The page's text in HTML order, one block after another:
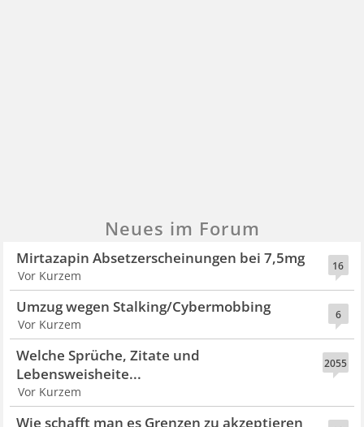
Neues im Forum
16
Mirtazapin Absetzerscheinungen bei 7,5mg
Vor Kurzem
6
Umzug wegen Stalking/Cybermobbing
Vor Kurzem
2055
Welche Sprüche, Zitate und
Lebensweisheite...
Vor Kurzem
Wie schafft man es Grenzen zu akzeptieren